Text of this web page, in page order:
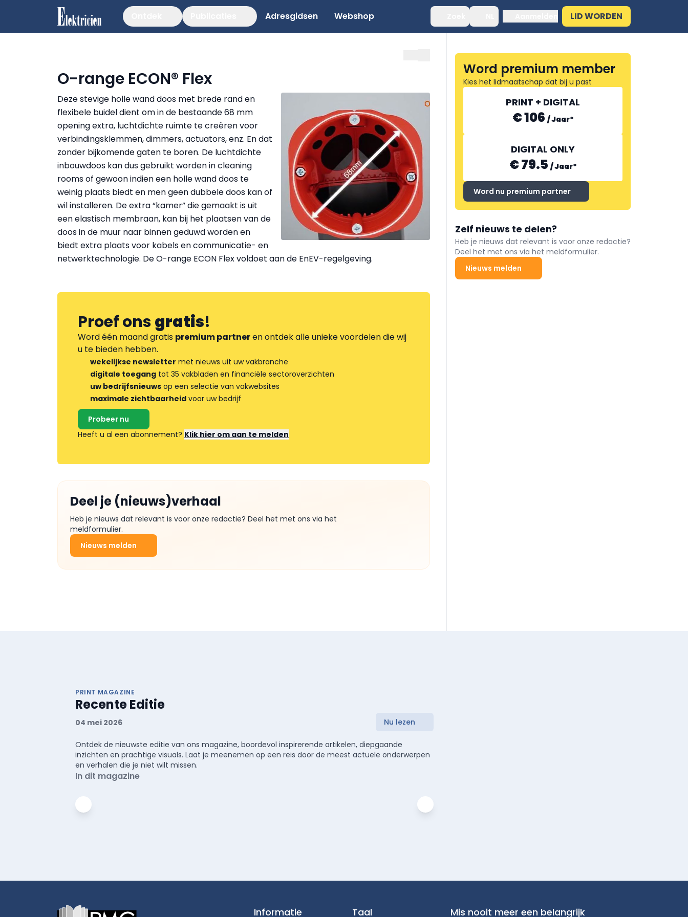
Adresgidsen Webshop LID WORDEN
O-range ECON® Flex
Deze stevige holle wand doos met brede rand en
flexibele buidel dient om in de bestaande 68 mm
opening extra, luchtdichte ruimte te creëren voor
verbindingsklemmen, dimmers, actuators, enz. En dat
zonder bijkomende gaten te boren. De luchtdichte
inbouwdoos kan dus gebruikt worden in cleaning
rooms of gewoon indien een holle wand doos te
weinig plaats biedt en men geen dubbele doos kan of
wil installeren. De extra “kamer” die gemaakt is uit
een elastisch membraan, kan bij het plaatsen van de
doos in de muur naar binnen geduwd worden en
biedt extra plaats voor kabels en communicatie- en
netwerktechnologie. De O-range ECON Flex voldoet aan de EnEV-regelgeving.
Proef onsgratis!
Word één maand gratis premium partneren ontdek alle unieke voordelen die wij
u te bieden hebben.
wekelijkse newsletter met nieuws uit uw vakbranche
digitale toegang tot 35 vakbladen en financiële sectoroverzichten
uw bedrijfsnieuws op een selectie van vakwebsites
maximale zichtbaarheid voor uw bedrijf
Probeer nu
Heeft u al een abonnement? Klik hier om aan te melden
Deel je (nieuws)verhaal
Heb je nieuws dat relevant is voor onze redactie? Deel het met ons via het
meldformulier.
Nieuws melden
Word premium member
Kies het lidmaatschap dat bij u past
PRINT + DIGITAL
€ 106 /Jaar*
DIGITAL ONLY
€ 79.5 /Jaar*
Word nu premium partner
Zelf nieuws te delen?
Heb je nieuws dat relevant is voor onze redactie?
Deel het met ons via het meldformulier.
Nieuws melden
PRINT MAGAZINE
Recente Editie
04 mei 2026 Nu lezen
Ontdek de nieuwste editie van ons magazine, boordevol inspirerende artikelen, diepgaande
inzichten en prachtige visuals. Laat je meenemen op een reis door de meest actuele onderwerpen
en verhalen die je niet wilt missen.
In dit magazine
Informatie Taal Mis nooit meer een belangrijk